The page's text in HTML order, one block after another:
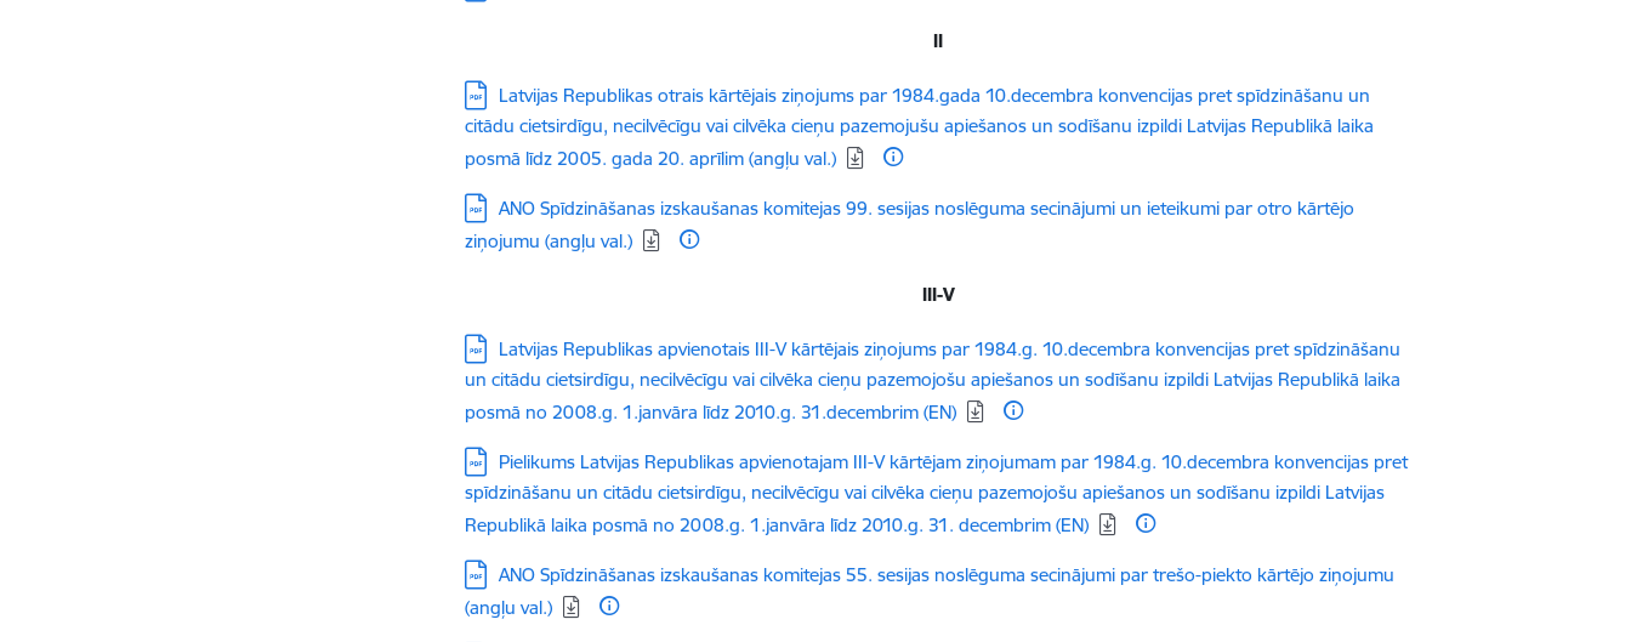
II
Lejupielādēt:
Latvijas Republikas otrais kārtējais ziņojums par 1984.gada 10.decembra konvencijas pret spīdzināšanu un
citādu cietsirdīgu, necilvēcīgu vai cilvēka cieņu pazemojušu apiešanos un sodīšanu izpildi Latvijas Republikā laika
posmā līdz 2005. gada 20. aprīlim (angļu val.)
Lejupielādēt:
ANO Spīdzināšanas izskaušanas komitejas 99. sesijas noslēguma secinājumi un ieteikumi par otro kārtējo
ziņojumu (angļu val.)
III-V
Lejupielādēt:
Latvijas Republikas apvienotais III-V kārtējais ziņojums par 1984.g. 10.decembra konvencijas pret spīdzināšanu
un citādu cietsirdīgu, necilvēcīgu vai cilvēka cieņu pazemojošu apiešanos un sodīšanu izpildi Latvijas Republikā laika
posmā no 2008.g. 1.janvāra līdz 2010.g. 31.decembrim (EN)
Lejupielādēt:
Pielikums Latvijas Republikas apvienotajam III-V kārtējam ziņojumam par 1984.g. 10.decembra konvencijas pret
spīdzināšanu un citādu cietsirdīgu, necilvēcīgu vai cilvēka cieņu pazemojošu apiešanos un sodīšanu izpildi Latvijas
Republikā laika posmā no 2008.g. 1.janvāra līdz 2010.g. 31. decembrim (EN)
Lejupielādēt:
ANO Spīdzināšanas izskaušanas komitejas 55. sesijas noslēguma secinājumi par trešo-piekto kārtējo ziņojumu
(angļu val.)